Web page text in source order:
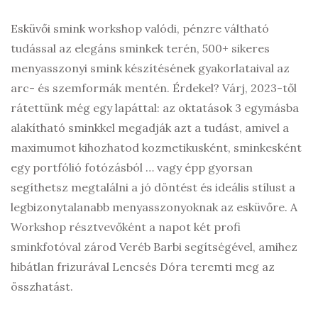
Esküvői smink workshop valódi, pénzre váltható
tudással az elegáns sminkek terén, 500+ sikeres
menyasszonyi smink készítésének gyakorlataival az
arc- és szemformák mentén. Érdekel? Várj, 2023-től
rátettünk még egy lapáttal: az oktatások 3 egymásba
alakítható sminkkel megadják azt a tudást, amivel a
maximumot kihozhatod kozmetikusként, sminkesként
egy portfólió fotózásból … vagy épp gyorsan
segíthetsz megtalálni a jó döntést és ideális stílust a
legbizonytalanabb menyasszonyoknak az esküvőre. A
Workshop résztvevőként a napot két profi
sminkfotóval zárod Veréb Barbi segítségével, amihez
hibátlan frizurával Lencsés Dóra teremti meg az
összhatást.